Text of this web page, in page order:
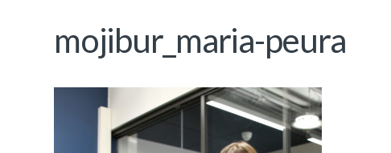
mojibur_maria-peura